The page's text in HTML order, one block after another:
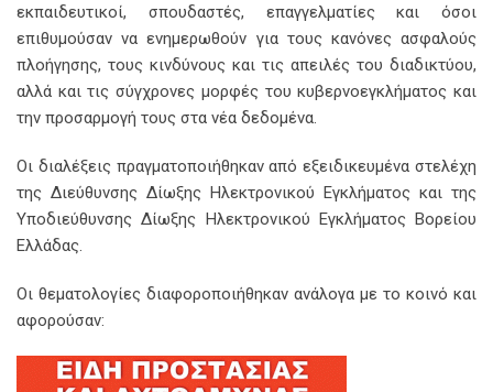
εκπαιδευτικοί, σπουδαστές, επαγγελματίες και όσοι
επιθυμούσαν να ενημερωθούν για τους κανόνες ασφαλούς
πλοήγησης, τους κινδύνους και τις απειλές του διαδικτύου,
αλλά και τις σύγχρονες μορφές του κυβερνοεγκλήματος και
την προσαρμογή τους στα νέα δεδομένα.
Οι διαλέξεις πραγματοποιήθηκαν από εξειδικευμένα στελέχη
της Διεύθυνσης Δίωξης Ηλεκτρονικού Εγκλήματος και της
Υποδιεύθυνσης Δίωξης Ηλεκτρονικού Εγκλήματος Βορείου
Ελλάδας.
Οι θεματολογίες διαφοροποιήθηκαν ανάλογα με το κοινό και
αφορούσαν: